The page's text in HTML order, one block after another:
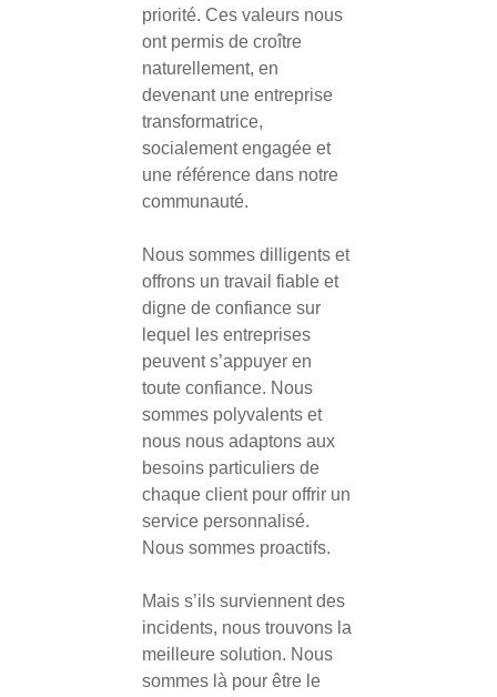
priorité. Ces valeurs nous
ont permis de croître
naturellement, en
devenant une entreprise
transformatrice,
socialement engagée et
une référence dans notre
communauté.
Nous sommes dilligents et
offrons un travail fiable et
digne de confiance sur
lequel les entreprises
peuvent s’appuyer en
toute confiance. Nous
sommes polyvalents et
nous nous adaptons aux
besoins particuliers de
chaque client pour offrir un
service personnalisé.
Nous sommes proactifs.
Mais s’ils surviennent des
incidents, nous trouvons la
meilleure solution. Nous
sommes là pour être le